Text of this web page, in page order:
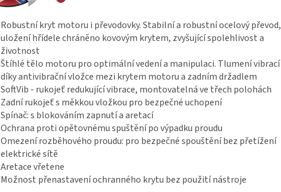
Robustní kryt motoru i převodovky. Stabilní a robustní ocelový převod,
uložení hřídele chráněno kovovým krytem, zvyšující spolehlivost a
životnost
Štíhlé tělo motoru pro optimální vedení a manipulaci. Tlumení vibrací
díky antivibrační vložce mezi krytem motoru a zadním držadlem
SoftVib - rukojeť redukující vibrace, montovatelná ve třech polohách
Zadní rukojeť s měkkou vložkou pro bezpečné uchopení
Spínač: s blokováním zapnutí a aretací
Ochrana proti opětovnému spuštění po výpadku proudu
Omezení rozběhového proudu: pro bezpečné spouštění bez přetížení
elektrické sítě
Aretace vřetene
Možnost přenastavení ochranného krytu bez použití nástroje